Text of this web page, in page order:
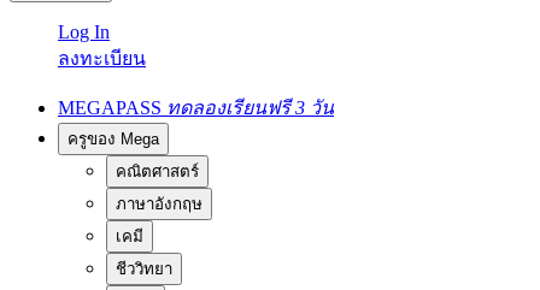
Log In
ลงทะเบียน
MEGAPASS ทดลองเรียนฟรี 3 วัน
ครูของ Mega
คณิตศาสตร์
ภาษาอังกฤษ
เคมี
ชีววิทยา